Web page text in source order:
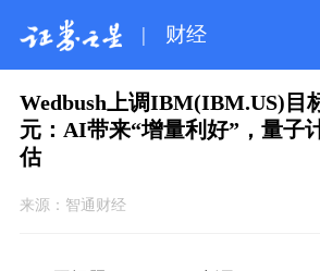
| 财经
Wedbush上调IBM(IBM.US)目
元：AI带来“增量利好”，量子
估
来源： 智通财经